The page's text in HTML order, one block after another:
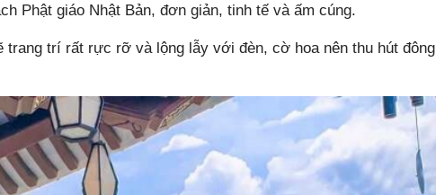
Phật giáo Nhật Bản, đơn giản, tinh tế và ấm cúng.
trang trí rất rực rỡ và lộng lẫy với đèn, cờ hoa nên thu hút đông